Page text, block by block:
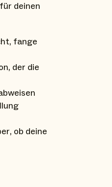
deinen
fange
der die
ob deine